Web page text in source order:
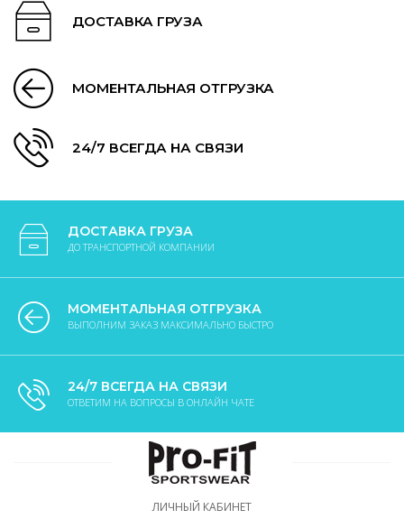
ДОСТАВКА ГРУЗА
МОМЕНТАЛЬНАЯ ОТГРУЗКА
24/7 ВСЕГДА НА СВЯЗИ
ДОСТАВКА ГРУЗА
ДО ТРАНСПОРТНОЙ КОМПАНИИ
МОМЕНТАЛЬНАЯ ОТГРУЗКА
ВЫПОЛНИМ ЗАКАЗ МАКСИМАЛЬНО БЫСТРО
24/7 ВСЕГДА НА СВЯЗИ
ОТВЕТИМ НА ВОПРОСЫ В ОНЛАЙН ЧАТЕ
ЛИЧНЫЙ КАБИНЕТ